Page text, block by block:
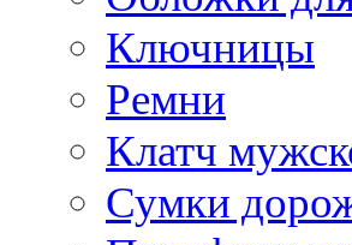
Ключницы
Ремни
Клатч
Сумки